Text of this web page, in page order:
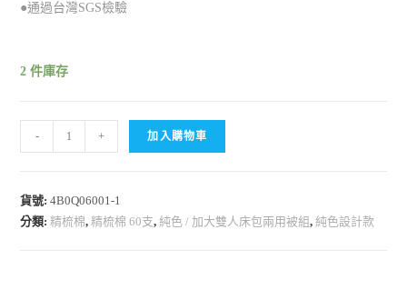
●通過台灣SGS檢驗
2 件庫存
- + 加入購物車
貨號:4B0Q06001-1
分類:精梳棉,精梳棉 60支,純色 / 加大雙人床包兩用被組,純色設計款